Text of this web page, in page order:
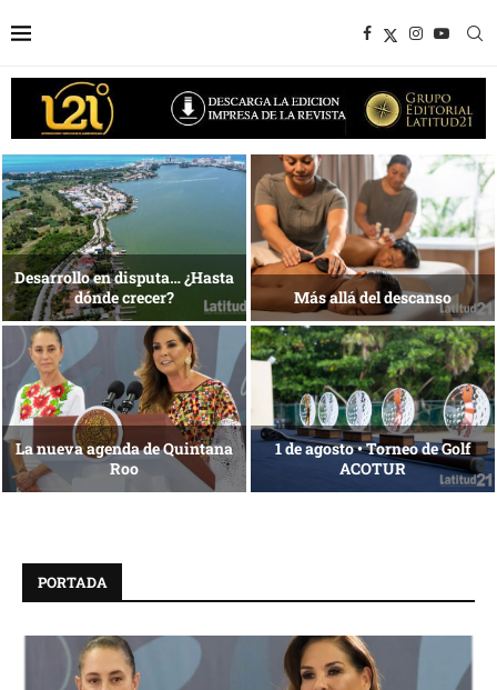
1 al 28 de agosto •
Fundación Isleña
Energía que Impulsa la
competitividad
Reconocimiento de viajeros La esencia del servicio
PORTADA